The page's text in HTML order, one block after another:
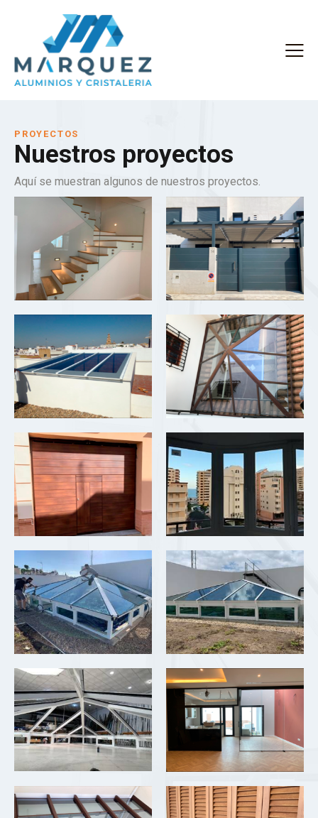
PROYECTOS
Nuestros proyectos
Aquí se muestran algunos de nuestros proyectos.